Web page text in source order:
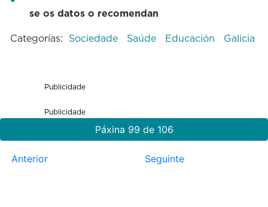
se os datos o recomendan
Categorías: Sociedade Saúde Educación Galicia
Publicidade
Publicidade
Páxina 99 de 106
Anterior Seguinte